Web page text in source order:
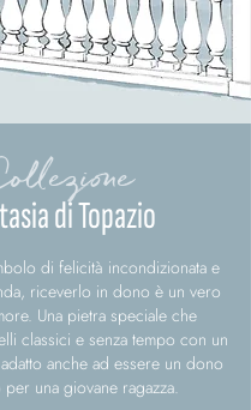
di Topazio
di felicità incondizionata e
riceverlo in dono è un vero
Una pietra speciale che
classici e senza tempo con un
anche ad essere un dono
una giovane ragazza.